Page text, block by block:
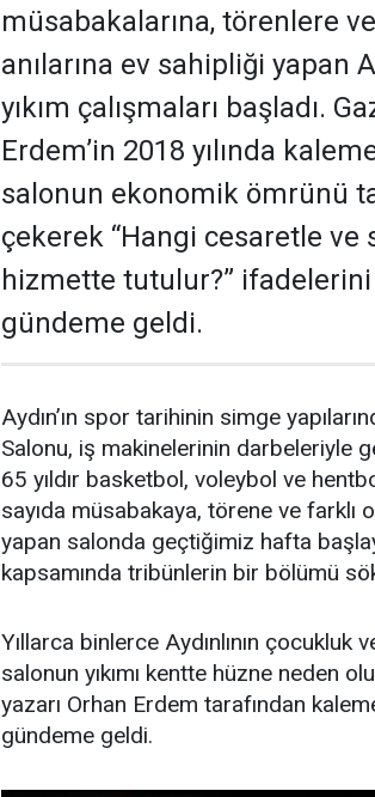
müsabakalarına, törenlere
anılarına ev sahipliği yapan
yıkım çalışmaları başladı.
Erdem’in 2018 yılında
salonun ekonomik ömrünü
çekerek “Hangi cesaretle
hizmette tutulur?”
gündeme geldi.
Aydın’ın spor tarihinin simge
Salonu, iş makinelerinin darbeleriyle
65 yıldır basketbol, voleybol ve
sayıda müsabakaya, törene ve farklı
yapan salonda geçtiğimiz hafta
kapsamında tribünlerin bir bölümü
Yıllarca binlerce Aydınlının çocukluk
salonun yıkımı kentte hüzne neden
yazarı Orhan Erdem tarafından
gündeme geldi.